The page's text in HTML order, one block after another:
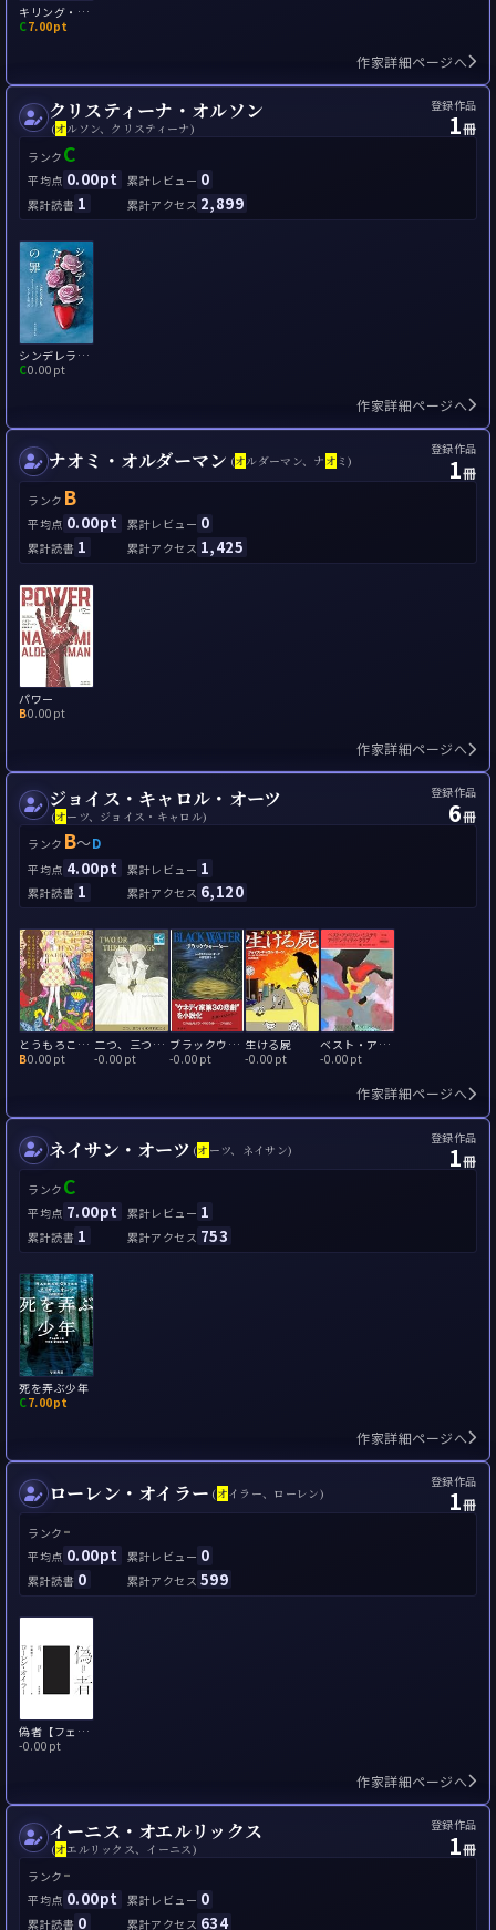
キリング・ヒル
C7.00pt
作家詳細ページへ
クリスティーナ・オルソン
(オルソン、クリスティーナ)
登録作品
1冊
ランク C
平均点 0.00pt 累計レビュー 0
累計読書 1 累計アクセス 2,899
シンデレラたちの罪
C0.00pt
作家詳細ページへ
ナオミ・オルダーマン (オルダーマン、ナ オ ミ)
登録作品
1冊
ランク B
平均点 0.00pt 累計レビュー 0
累計読書 1 累計アクセス 1,425
パワー
B0.00pt
作家詳細ページへ
ジョイス・キャロル・オーツ
(オーツ、ジョイス・キャロル)
登録作品
6冊
ランク B～D
平均点 4.00pt 累計レビュー 1
累計読書 1 累計アクセス 6,120
とうもろこしの乙女、あるいは七つの悪夢
B0.00pt
二つ、三ついいわすれたこと
-0.00pt
ブラックウォーター
-0.00pt
生ける屍
-0.00pt
ベスト・アメリカン・ミステリ アイデンティティ・クラブ
-0.00pt
作家詳細ページへ
ネイサン・オーツ (オ ーツ、ネイサン)
登録作品
1冊
ランク C
平均点 7.00pt 累計レビュー 1
累計読書 1 累計アクセス 753
死を弄ぶ少年
C7.00pt
作家詳細ページへ
ローレン・オイラー (オイラー、ローレン)
登録作品
1冊
ランク -
平均点 0.00pt 累計レビュー 0
累計読書 0 累計アクセス 599
偽者【フェイクアカウント】
-0.00pt
作家詳細ページへ
イーニス・オエルリックス
(オエルリックス、イーニス)
登録作品
1冊
ランク -
平均点 0.00pt 累計レビュー 0
累計読書 0 累計アクセス 634